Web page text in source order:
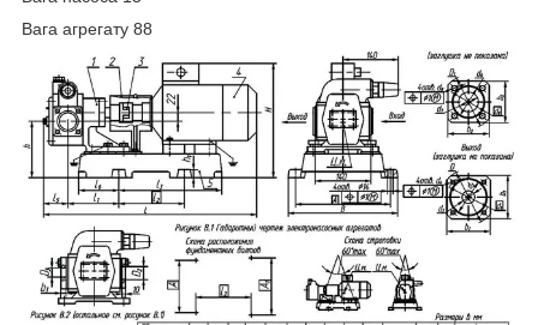
Вага агрегату 88